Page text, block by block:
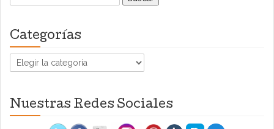
Categorías
Categorías
Nuestras Redes Sociales